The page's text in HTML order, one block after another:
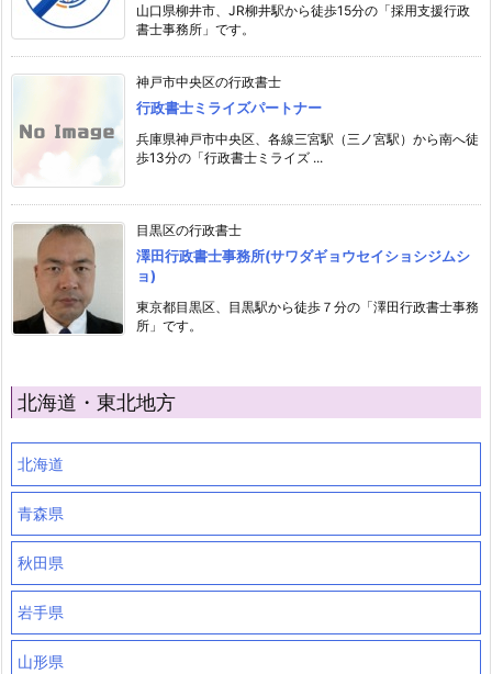
山口県柳井市、JR柳井駅から徒歩15分の「採用支援行政
書士事務所」です。
神戸市中央区の行政書士
行政書士ミライズパートナー
兵庫県神戸市中央区、各線三宮駅（三ノ宮駅）から南へ徒
歩13分の「行政書士ミライズ ...
目黒区の行政書士
澤田行政書士事務所(サワダギョウセイショシジムシ
ョ)
東京都目黒区、目黒駅から徒歩７分の「澤田行政書士事務
所」です。
北海道・東北地方
北海道
青森県
秋田県
岩手県
山形県